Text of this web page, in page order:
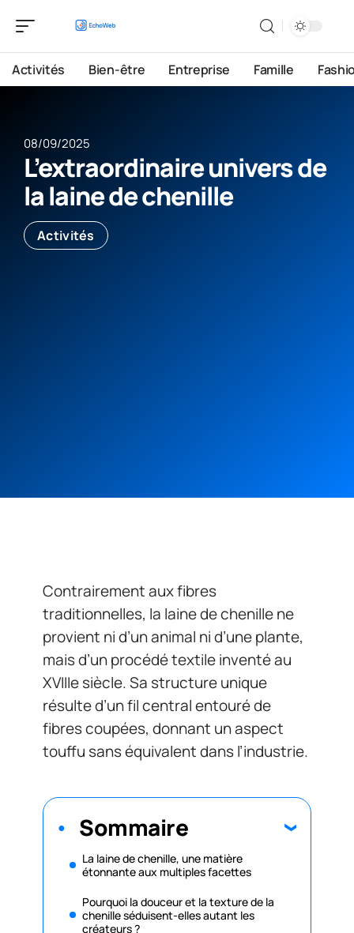
Activités Bien-être Entreprise Famille
08/09/2025
L’extraordinaire univers de
la laine de chenille
Activités
Contrairement aux fibres
traditionnelles, la laine de chenille ne
provient ni d’un animal ni d’une plante,
mais d’un procédé textile inventé au
XVIIIe siècle. Sa structure unique
résulte d’un fil central entouré de
fibres coupées, donnant un aspect
touffu sans équivalent dans l’industrie.
Sommaire
La laine de chenille, une matière
étonnante aux multiples facettes
Pourquoi la douceur et la texture de la
chenille séduisent-elles autant les
créateurs ?